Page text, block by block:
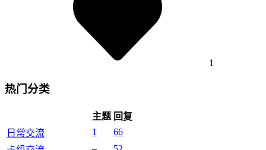
1
热门分类
主题 回复
日常交流
1
66